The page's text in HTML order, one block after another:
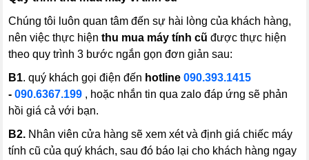
Chúng tôi luôn quan tâm đến sự hài lòng của khách hàng,
nên việc thực hiệnthu mua máy tính cũ được thực hiện
theo quy trình 3 bước ngắn gọn đơn giản sau:
B1. quý khách gọi điện đến hotline090.393.1415
-090.6367.199 , hoặc nhắn tin qua zalo đáp ứng sẽ phản
hồi giá cả với bạn.
B2. Nhân viên cửa hàng sẽ xem xét và định giá chiếc máy
tính cũ của quý khách, sau đó báo lại cho khách hàng ngay